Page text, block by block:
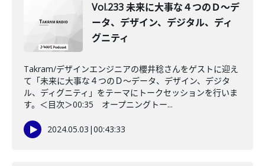
Vol.233 未来に大事な４つのＤ〜デ
ータ、デザイン、デジタル、ディ
グニティ
Takram/デザインエンジニアの櫻井稔さんをゲストに迎え
て「未来に大事な４つのＤ〜データ、デザイン、デジタ
ル、ディグニティ」をテーマにトークセッションを行いま
す。＜目次＞00:35 オープニングトー...
2024.05.03 |00:43:33